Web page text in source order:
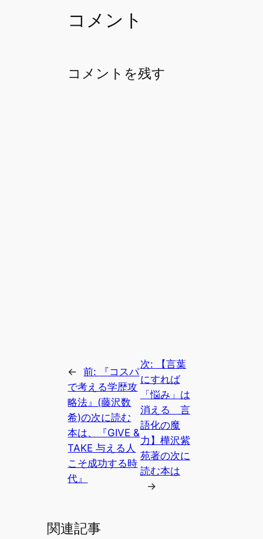
コメント
コメントを残す
← 前:
『コスパ
で考える学歴攻
略法』(藤沢数
希)の次に読む
本は、『GIVE &
TAKE 与える人
こそ成功する時
代』
次:
【言葉
にすれば
「悩み」は
消える 言
語化の魔
力】樺沢紫
苑著の次に
読む本は
→
関連記事